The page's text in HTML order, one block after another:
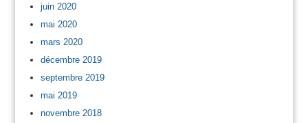
juin 2020
mai 2020
mars 2020
décembre 2019
septembre 2019
mai 2019
novembre 2018